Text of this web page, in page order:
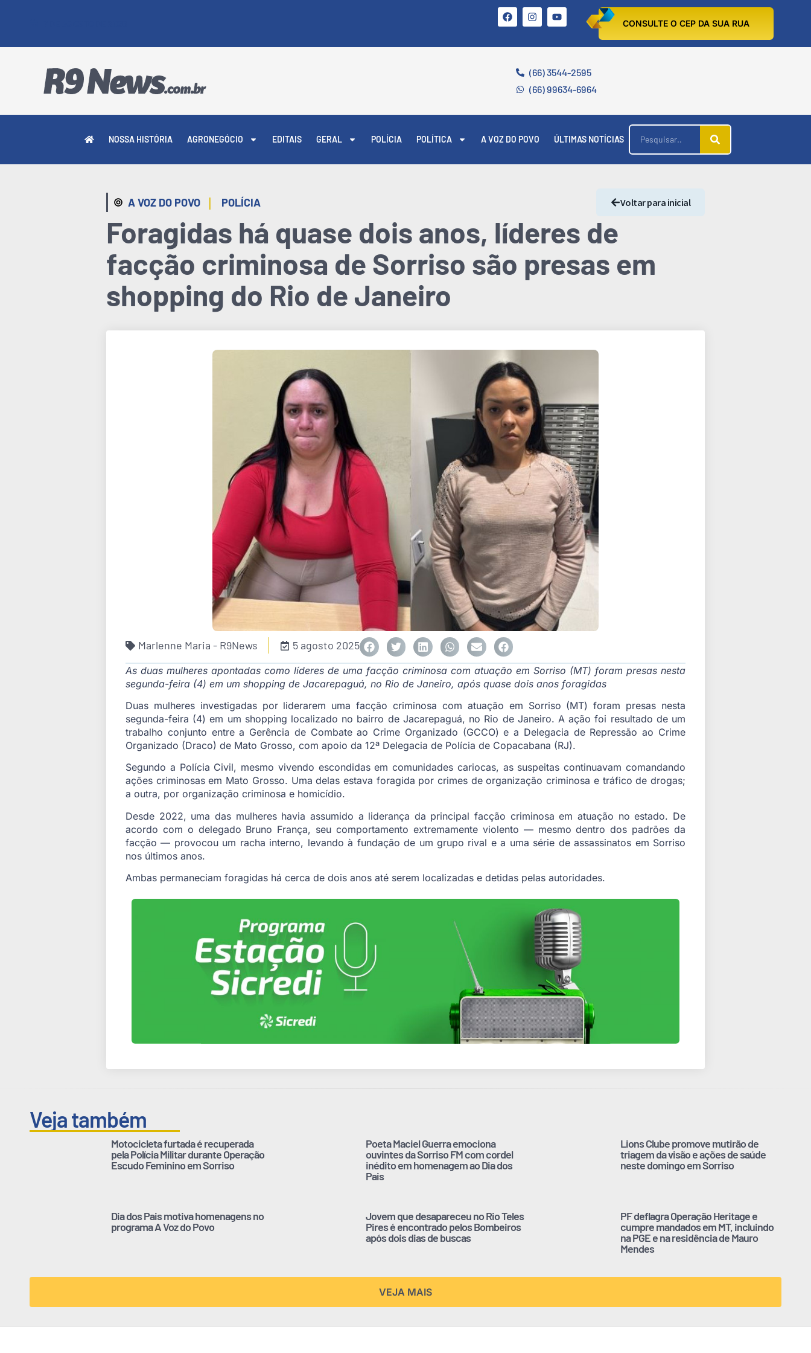
CONSULTE O CEP DA SUA RUA
(66) 3544-2595
(66) 99634-6964
NOSSA HISTÓRIA AGRONEGÓCIO EDITAIS GERAL POLÍCIA POLÍTICA A VOZ DO POVO ÚLTIMAS NOTÍCIAS
A VOZ DO POVO | POLÍCIA Voltar para inicial
Foragidas há quase dois anos, líderes de
facção criminosa de Sorriso são presas em
shopping do Rio de Janeiro
Marlenne Maria - R9News 5 agosto 2025
As duas mulheres apontadas como líderes de uma facção criminosa com atuação em Sorriso (MT) foram presas nesta
segunda-feira (4) em um shopping de Jacarepaguá, no Rio de Janeiro, após quase dois anos foragidas
Duas mulheres investigadas por liderarem uma facção criminosa com atuação em Sorriso (MT) foram presas nesta
segunda-feira (4) em um shopping localizado no bairro de Jacarepaguá, no Rio de Janeiro. A ação foi resultado de um
trabalho conjunto entre a Gerência de Combate ao Crime Organizado (GCCO) e a Delegacia de Repressão ao Crime
Organizado (Draco) de Mato Grosso, com apoio da 12ª Delegacia de Polícia de Copacabana (RJ).
Segundo a Polícia Civil, mesmo vivendo escondidas em comunidades cariocas, as suspeitas continuavam comandando
ações criminosas em Mato Grosso. Uma delas estava foragida por crimes de organização criminosa e tráfico de drogas;
a outra, por organização criminosa e homicídio.
Desde 2022, uma das mulheres havia assumido a liderança da principal facção criminosa em atuação no estado. De
acordo com o delegado Bruno França, seu comportamento extremamente violento — mesmo dentro dos padrões da
facção — provocou um racha interno, levando à fundação de um grupo rival e a uma série de assassinatos em Sorriso
nos últimos anos.
Ambas permaneciam foragidas há cerca de dois anos até serem localizadas e detidas pelas autoridades.
Veja também
Motocicleta furtada é recuperada
pela Polícia Militar durante Operação
Escudo Feminino em Sorriso
Poeta Maciel Guerra emociona
ouvintes da Sorriso FM com cordel
inédito em homenagem ao Dia dos
Pais
Lions Clube promove mutirão de
triagem da visão e ações de saúde
neste domingo em Sorriso
Dia dos Pais motiva homenagens no
programa A Voz do Povo
Jovem que desapareceu no Rio Teles
Pires é encontrado pelos Bombeiros
após dois dias de buscas
PF deflagra Operação Heritage e
cumpre mandados em MT, incluindo
na PGE e na residência de Mauro
Mendes
VEJA MAIS